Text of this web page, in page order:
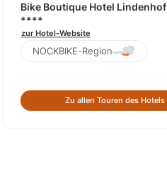
Bike Boutique Hotel Lindenhof
****
zur Hotel-Website
NOCKBIKE-Region
Zu allen Touren des Hotels